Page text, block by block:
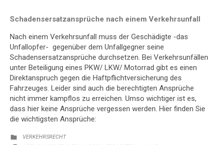
Schadensersatzansprüche nach einem Verkehrsunfall
Nach einem Verkehrsunfall muss der Geschädigte -das
Unfallopfer- gegenüber dem Unfallgegner seine
Schadensersatzansprüche durchsetzen. Bei Verkehrsunfällen
unter Beteiligung eines PKW/ LKW/ Motorrad gibt es einen
Direktanspruch gegen die Haftpflichtversicherung des
Fahrzeuges. Leider sind auch die berechtigten Ansprüche
nicht immer kampflos zu erreichen. Umso wichtiger ist es,
dass hier keine Ansprüche vergessen werden. Hier finden Sie
die wichtigsten Ansprüche:
 KATEGORIE:
VERKEHRSRECHT